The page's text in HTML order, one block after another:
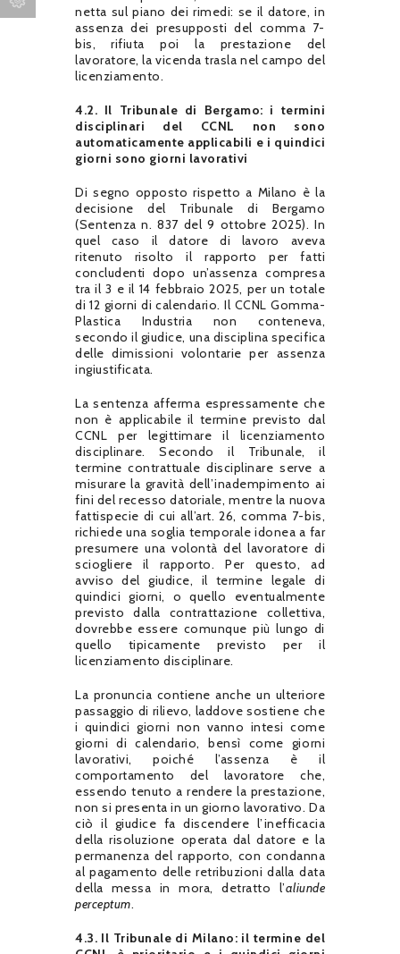
netta sul piano dei rimedi: se il datore, in
assenza dei presupposti del comma 7-
bis, rifiuta poi la prestazione del
lavoratore, la vicenda trasla nel campo del
licenziamento.
4.2. Il Tribunale di Bergamo: i termini
disciplinari del CCNL non sono
automaticamente applicabili e i quindici
giorni sono giorni lavorativi
Di segno opposto rispetto a Milano è la
decisione del Tribunale di Bergamo
(Sentenza n. 837 del 9 ottobre 2025). In
quel caso il datore di lavoro aveva
ritenuto risolto il rapporto per fatti
concludenti dopo un’assenza compresa
tra il 3 e il 14 febbraio 2025, per un totale
di 12 giorni di calendario. Il CCNL Gomma-
Plastica Industria non conteneva,
secondo il giudice, una disciplina specifica
delle dimissioni volontarie per assenza
ingiustificata.
La sentenza afferma espressamente che
non è applicabile il termine previsto dal
CCNL per legittimare il licenziamento
disciplinare. Secondo il Tribunale, il
termine contrattuale disciplinare serve a
misurare la gravità dell’inadempimento ai
fini del recesso datoriale, mentre la nuova
fattispecie di cui all’art. 26, comma 7-bis,
richiede una soglia temporale idonea a far
presumere una volontà del lavoratore di
sciogliere il rapporto. Per questo, ad
avviso del giudice, il termine legale di
quindici giorni, o quello eventualmente
previsto dalla contrattazione collettiva,
dovrebbe essere comunque più lungo di
quello tipicamente previsto per il
licenziamento disciplinare.
La pronuncia contiene anche un ulteriore
passaggio di rilievo, laddove sostiene che
i quindici giorni non vanno intesi come
giorni di calendario, bensì come giorni
lavorativi, poiché l’assenza è il
comportamento del lavoratore che,
essendo tenuto a rendere la prestazione,
non si presenta in un giorno lavorativo. Da
ciò il giudice fa discendere l’inefficacia
della risoluzione operata dal datore e la
permanenza del rapporto, con condanna
al pagamento delle retribuzioni dalla data
della messa in mora, detratto l’aliunde
perceptum.
4.3. Il Tribunale di Milano: il termine del